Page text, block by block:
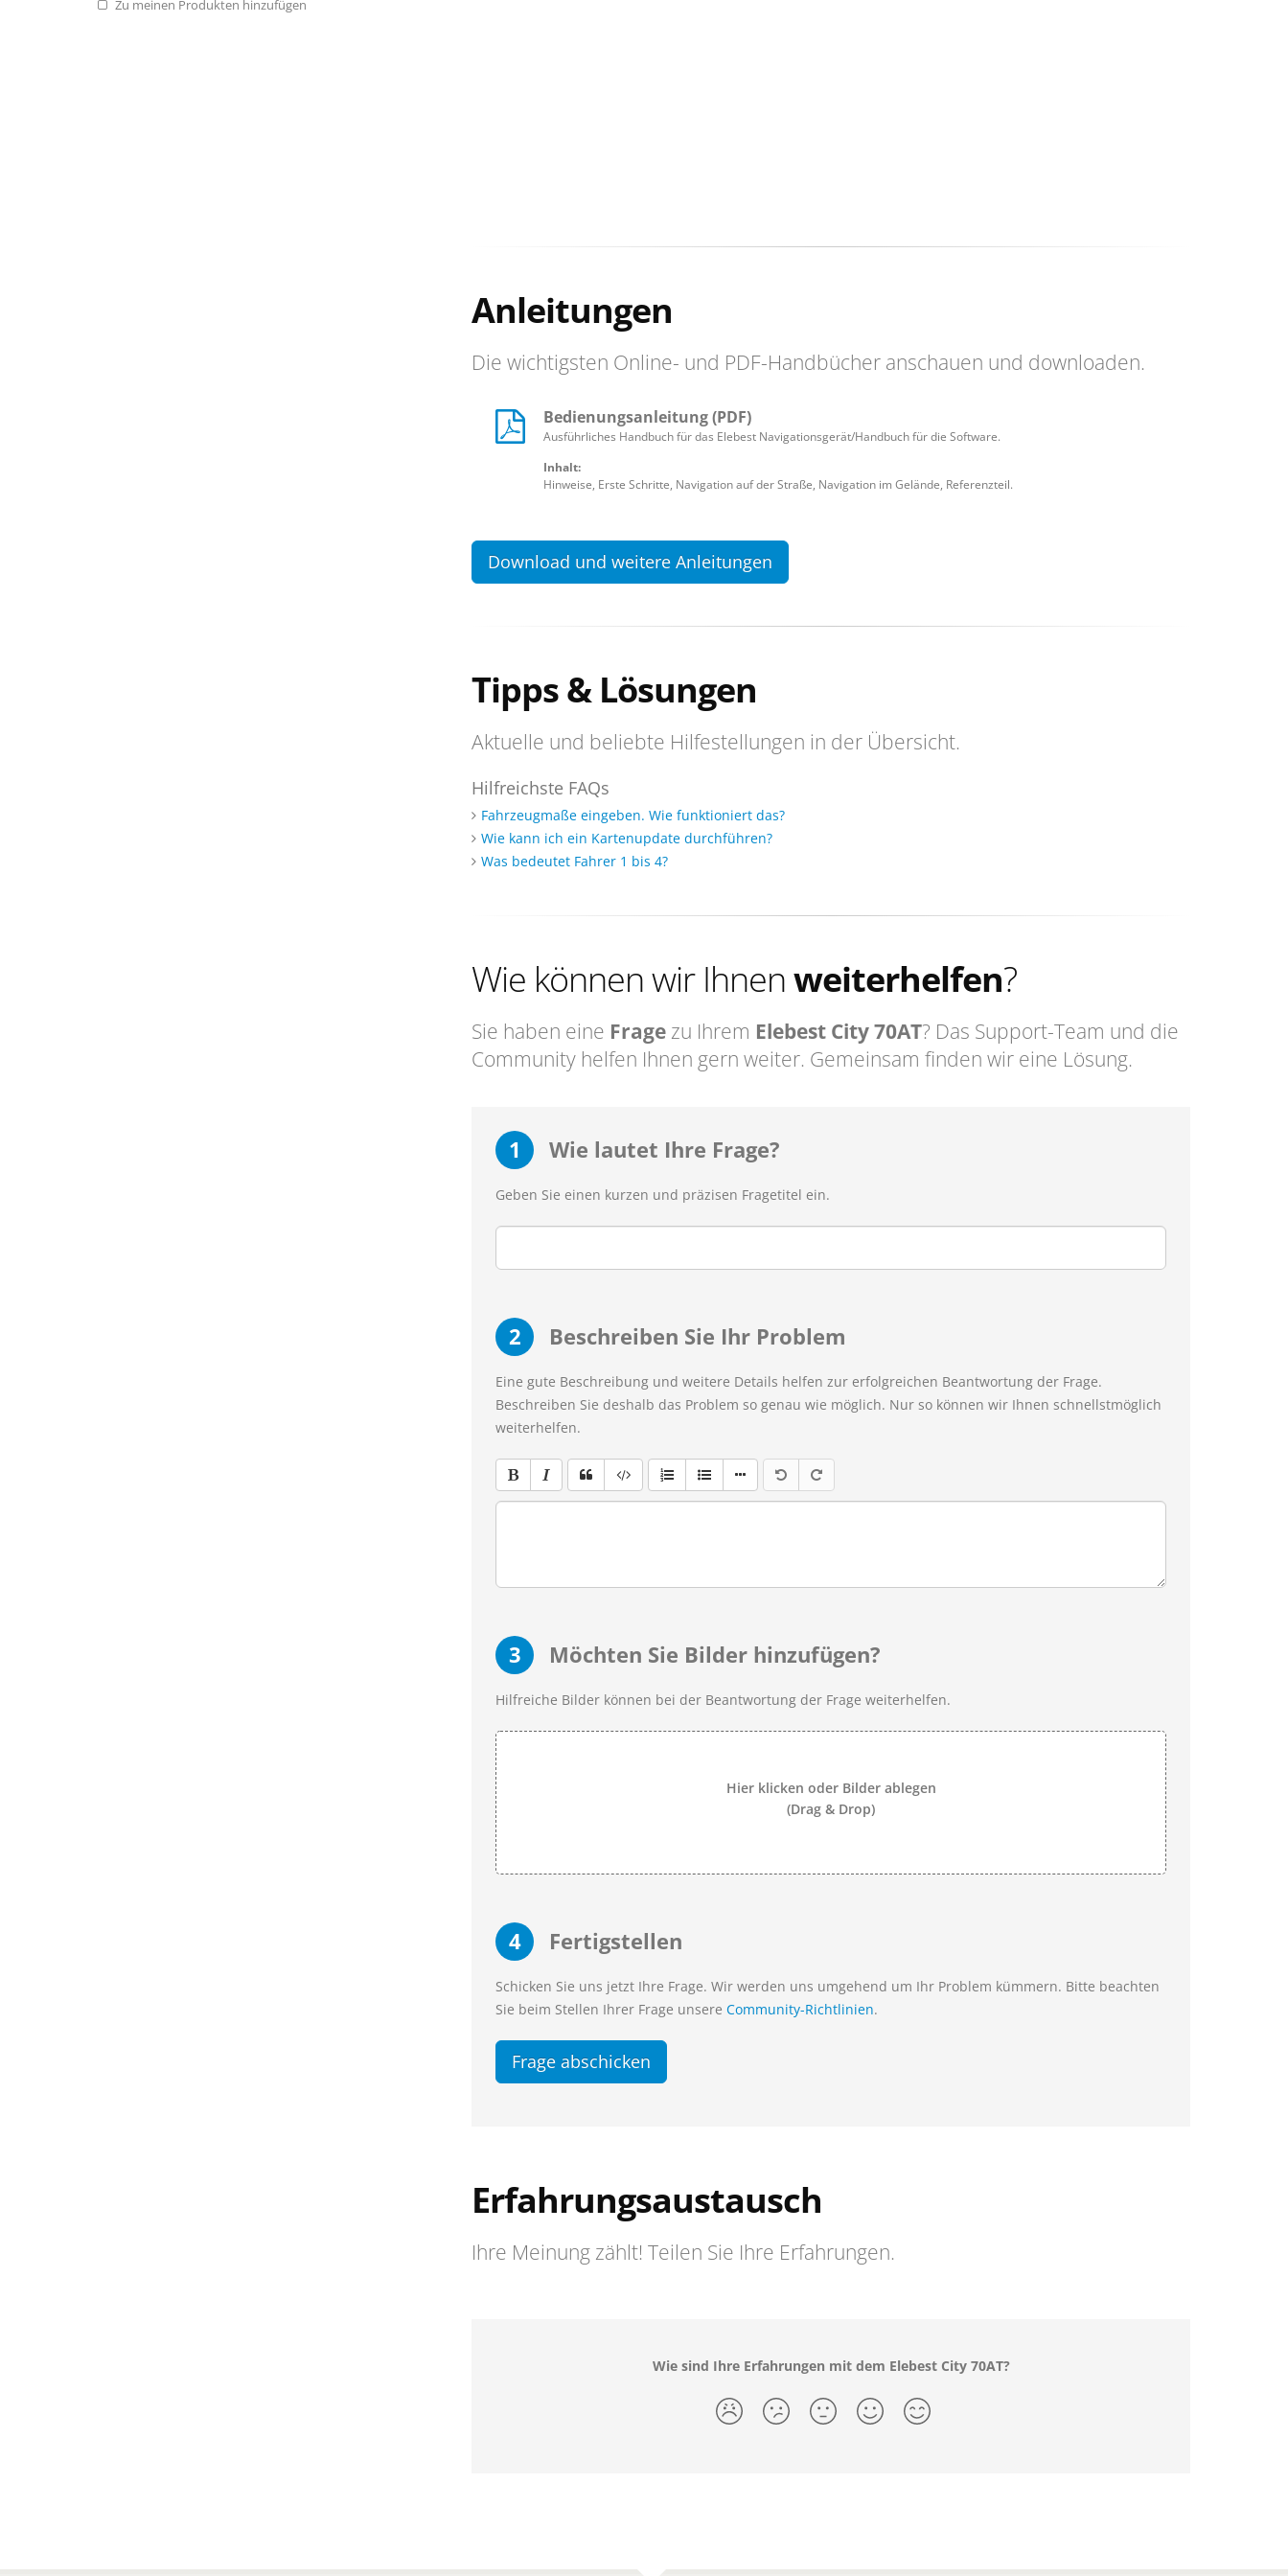
Zu meinen Produkten hinzufügen
Anleitungen
Die wichtigsten Online- und PDF-Handbücher anschauen und downloaden.
Bedienungsanleitung (PDF)
Ausführliches Handbuch für das Elebest Navigationsgerät/Handbuch für die Software.
Inhalt:
Hinweise, Erste Schritte, Navigation auf der Straße, Navigation im Gelände, Referenzteil.
Download und weitere Anleitungen
Tipps & Lösungen
Aktuelle und beliebte Hilfestellungen in der Übersicht.
Hilfreichste FAQs
Fahrzeugmaße eingeben. Wie funktioniert das?
Wie kann ich ein Kartenupdate durchführen?
Was bedeutet Fahrer 1 bis 4?
Wie können wir Ihnenweiterhelfen?
Sie haben eine Frage zu Ihrem Elebest City 70AT? Das Support-Team und die
Community helfen Ihnen gern weiter. Gemeinsam finden wir eine Lösung.
1 Wie lautet Ihre Frage?
Geben Sie einen kurzen und präzisen Fragetitel ein.
2 Beschreiben Sie Ihr Problem
Eine gute Beschreibung und weitere Details helfen zur erfolgreichen Beantwortung der Frage.
Beschreiben Sie deshalb das Problem so genau wie möglich. Nur so können wir Ihnen schnellstmöglich
weiterhelfen.
3 Möchten Sie Bilder hinzufügen?
Hilfreiche Bilder können bei der Beantwortung der Frage weiterhelfen.
Hier klicken oder Bilder ablegen
(Drag & Drop)
4 Fertigstellen
Schicken Sie uns jetzt Ihre Frage. Wir werden uns umgehend um Ihr Problem kümmern. Bitte beachten
Sie beim Stellen Ihrer Frage unsere Community-Richtlinien.
Frage abschicken
Erfahrungsaustausch
Ihre Meinung zählt! Teilen Sie Ihre Erfahrungen.
Wie sind Ihre Erfahrungen mit dem Elebest City 70AT?